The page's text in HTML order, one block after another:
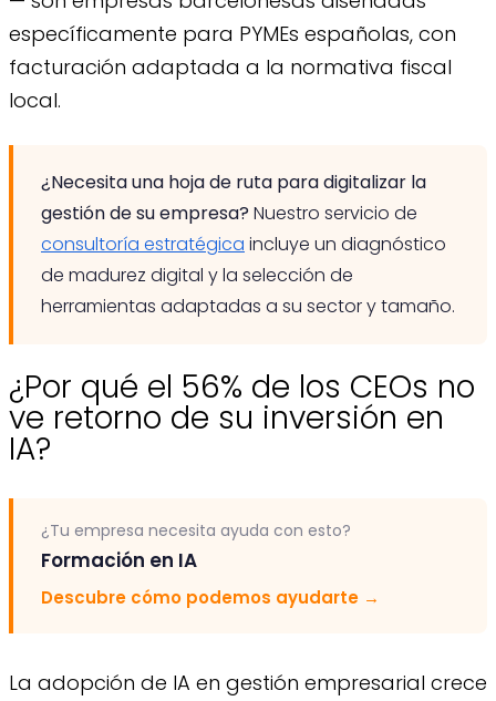
específicamente para PYMEs españolas, con
facturación adaptada a la normativa fiscal
local.
¿Necesita una hoja de ruta para digitalizar la
gestión de su empresa? Nuestro servicio de
consultoría estratégica incluye un diagnóstico
de madurez digital y la selección de
herramientas adaptadas a su sector y tamaño.
¿Por qué el 56% de los CEOs no
ve retorno de su inversión en
IA?
¿Tu empresa necesita ayuda con esto?
Formación en IA
Descubre cómo podemos ayudarte →
La adopción de IA en gestión empresarial crece